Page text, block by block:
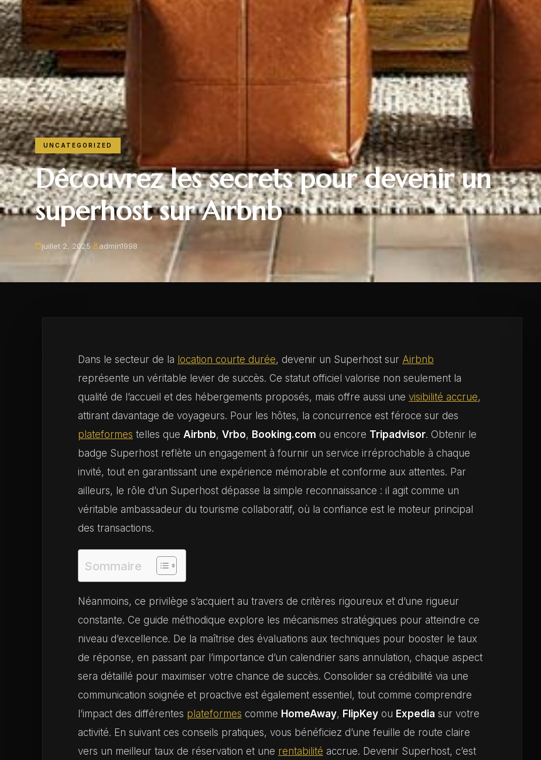
UNCATEGORIZED
Découvrez les secrets pour devenir un
superhost sur Airbnb
juillet 2, 2025· admin1998
Dans le secteur de la location courte durée, devenir un Superhost sur Airbnb
représente un véritable levier de succès. Ce statut officiel valorise non seulement la
qualité de l’accueil et des hébergements proposés, mais offre aussi une visibilité accrue,
attirant davantage de voyageurs. Pour les hôtes, la concurrence est féroce sur des
plateformes telles que Airbnb, Vrbo, Booking.com ou encore Tripadvisor. Obtenir le
badge Superhost reflète un engagement à fournir un service irréprochable à chaque
invité, tout en garantissant une expérience mémorable et conforme aux attentes. Par
ailleurs, le rôle d’un Superhost dépasse la simple reconnaissance : il agit comme un
véritable ambassadeur du tourisme collaboratif, où la confiance est le moteur principal
des transactions.
Sommaire
Néanmoins, ce privilège s’acquiert au travers de critères rigoureux et d’une rigueur
constante. Ce guide méthodique explore les mécanismes stratégiques pour atteindre ce
niveau d’excellence. De la maîtrise des évaluations aux techniques pour booster le taux
de réponse, en passant par l’importance d’un calendrier sans annulation, chaque aspect
sera détaillé pour maximiser votre chance de succès. Consolider sa crédibilité via une
communication soignée et proactive est également essentiel, tout comme comprendre
l’impact des différentes plateformes comme HomeAway, FlipKey ou Expedia sur votre
activité. En suivant ces conseils pratiques, vous bénéficiez d’une feuille de route claire
vers un meilleur taux de réservation et une rentabilité accrue. Devenir Superhost, c’est